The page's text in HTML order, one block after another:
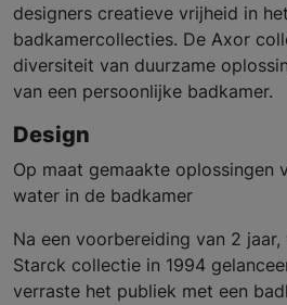
designers creatieve vrijheid in
badkamercollecties. De Axor
diversiteit van duurzame
van een persoonlijke badkamer.
Design
Op maat gemaakte oplossingen
water in de badkamer
Na een voorbereiding van 2
Starck collectie in 1994
verraste het publiek met een